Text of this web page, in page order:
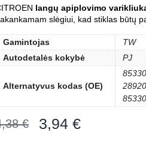
langų apiplovimo
slėgiui, kad stiklas būtų
Gamintojas
TW
Autodetalės kokybė
PJ
Alternatyvus kodas (OE)
€ 3,94 €